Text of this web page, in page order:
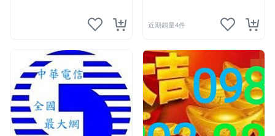
近期銷量4件